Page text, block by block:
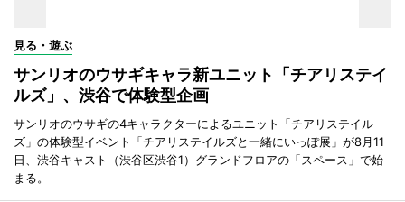
見る・遊ぶ
サンリオのウサギキャラ新ユニット「チアリステイ
ルズ」、渋谷で体験型企画
サンリオのウサギの4キャラクターによるユニット「チアリステイル
ズ」の体験型イベント「チアリステイルズと一緒にいっぽ展」が8月11
日、渋谷キャスト（渋谷区渋谷1）グランドフロアの「スペース」で始
まる。